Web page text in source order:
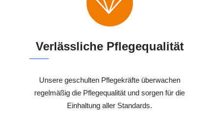
Verlässliche Pflegequalität
Unsere geschulten Pflegekräfte überwachen
regelmäßig die Pflegequalität und sorgen für die
Einhaltung aller Standards.